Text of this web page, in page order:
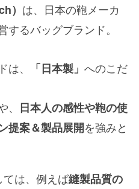
） は、日本の鞄メーカ
るバッグブランド。
、
「日本製」 へのこだ
、 日本人の感性や鞄の使
提案＆製品展開を強みと
は、例えば縫製品質の